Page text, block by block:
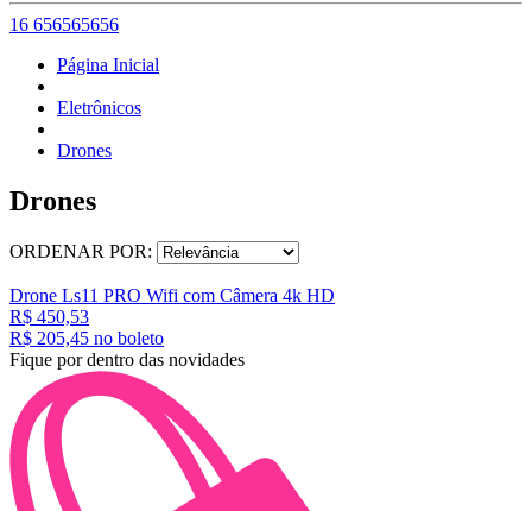
16 656565656
Página Inicial
Eletrônicos
Drones
Drones
ORDENAR POR:
Drone Ls11 PRO Wifi com Câmera 4k HD
R$ 450,53
R$ 205,45 no boleto
Fique por dentro das novidades